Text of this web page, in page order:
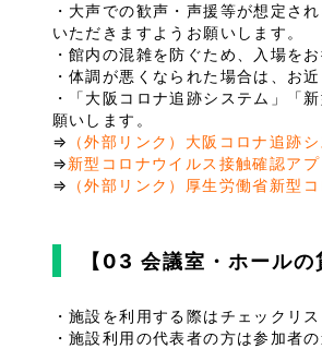
・大声での歓声・声援等が想定さ
いただきますようお願いします。
・館内の混雑を防ぐため、入場を
・体調が悪くなられた場合は、お
・「大阪コロナ追跡システム」「
願いします。
⇒
（外部リンク）大阪コロナ追跡
⇒新型コロナウイルス接触確認ア
⇒
（外部リンク）厚生労働省新型
【03 会議室・ホールの
・施設を利用する際はチェックリ
・施設利用の代表者の方は参加者